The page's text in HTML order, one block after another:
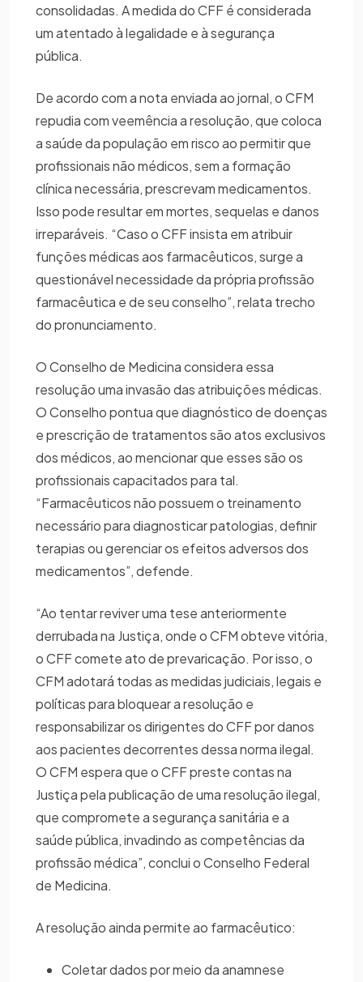
consolidadas. A medida do CFF é considerada
um atentado à legalidade e à segurança
pública.
De acordo com a nota enviada ao jornal, o CFM
repudia com veemência a resolução, que coloca
a saúde da população em risco ao permitir que
profissionais não médicos, sem a formação
clínica necessária, prescrevam medicamentos.
Isso pode resultar em mortes, sequelas e danos
irreparáveis. “Caso o CFF insista em atribuir
funções médicas aos farmacêuticos, surge a
questionável necessidade da própria profissão
farmacêutica e de seu conselho”, relata trecho
do pronunciamento.
O Conselho de Medicina considera essa
resolução uma invasão das atribuições médicas.
O Conselho pontua que diagnóstico de doenças
e prescrição de tratamentos são atos exclusivos
dos médicos, ao mencionar que esses são os
profissionais capacitados para tal.
“Farmacêuticos não possuem o treinamento
necessário para diagnosticar patologias, definir
terapias ou gerenciar os efeitos adversos dos
medicamentos”, defende.
“Ao tentar reviver uma tese anteriormente
derrubada na Justiça, onde o CFM obteve vitória,
o CFF comete ato de prevaricação. Por isso, o
CFM adotará todas as medidas judiciais, legais e
políticas para bloquear a resolução e
responsabilizar os dirigentes do CFF por danos
aos pacientes decorrentes dessa norma ilegal.
O CFM espera que o CFF preste contas na
Justiça pela publicação de uma resolução ilegal,
que compromete a segurança sanitária e a
saúde pública, invadindo as competências da
profissão médica”, conclui o Conselho Federal
de Medicina.
A resolução ainda permite ao farmacêutico:
Coletar dados por meio da anamnese